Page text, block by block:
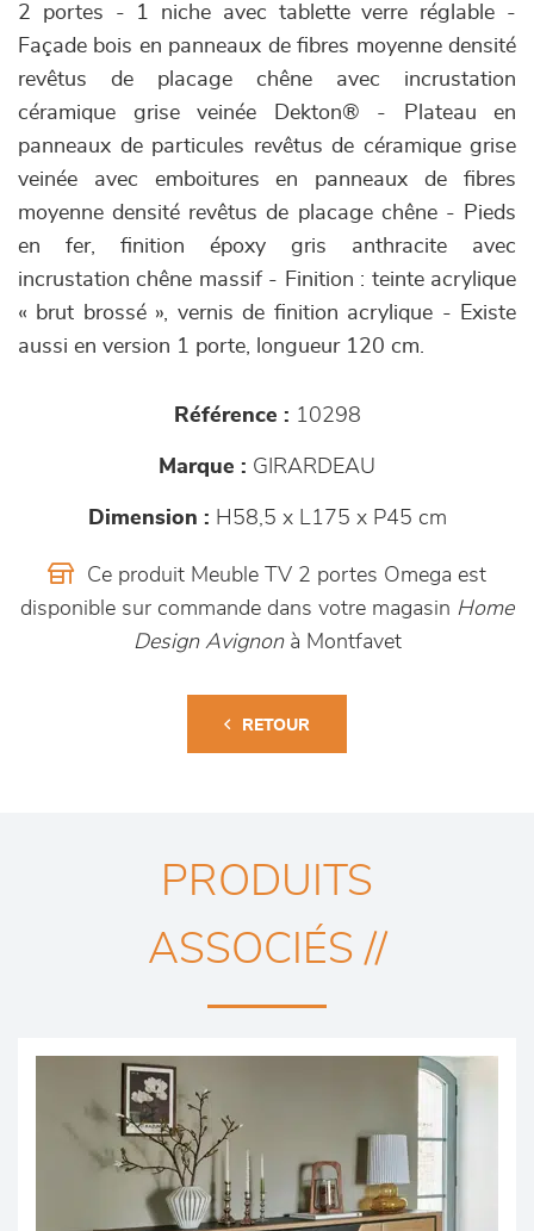
2 portes - 1 niche avec tablette verre réglable -
Façade bois en panneaux de fibres moyenne densité
revêtus de placage chêne avec incrustation
céramique grise veinée Dekton® - Plateau en
panneaux de particules revêtus de céramique grise
veinée avec emboitures en panneaux de fibres
moyenne densité revêtus de placage chêne - Pieds
en fer, finition époxy gris anthracite avec
incrustation chêne massif - Finition : teinte acrylique
« brut brossé », vernis de finition acrylique - Existe
aussi en version 1 porte, longueur 120 cm.
Référence : 10298
Marque : GIRARDEAU
Dimension : H58,5 x L175 x P45 cm
Ce produit Meuble TV 2 portes Omega est
disponible sur commande dans votre magasin Home
Design Avignonà Montfavet
RETOUR
PRODUITS
ASSOCIÉS //